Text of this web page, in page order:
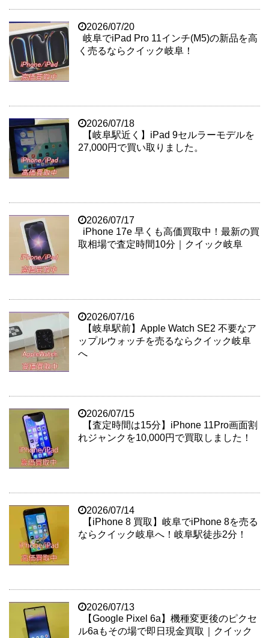
2026/07/20
岐阜でiPad Pro 11インチ(M5)の新品を高
く売るならクイック岐阜！
2026/07/18
【岐阜駅近く】iPad 9セルラーモデルを
27,000円で買い取りました。
2026/07/17
iPhone 17e 早くも高価買取中！最新の買
取相場で査定時間10分｜クイック岐阜
2026/07/16
【岐阜駅前】Apple Watch SE2 不要なア
ップルウォッチを売るならクイック岐阜
へ
2026/07/15
【査定時間は15分】iPhone 11Pro画面割
れジャンクを10,000円で買取しました！
2026/07/14
【iPhone 8 買取】岐阜でiPhone 8を売る
ならクイック岐阜へ！岐阜駅徒歩2分！
2026/07/13
【Google Pixel 6a】機種変更後のピクセ
ル6aもその場で即日現金買取｜クイック